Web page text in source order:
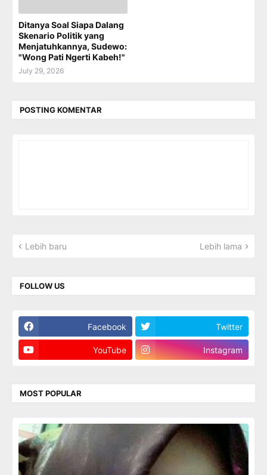
Ditanya Soal Siapa Dalang
Skenario Politik yang
Menjatuhkannya, Sudewo:
"Wong Pati Ngerti Kabeh!"
July 29, 2026
POSTING KOMENTAR
Lebih baru Lebih lama
FOLLOW US
Facebook Twitter
YouTube Instagram
MOST POPULAR